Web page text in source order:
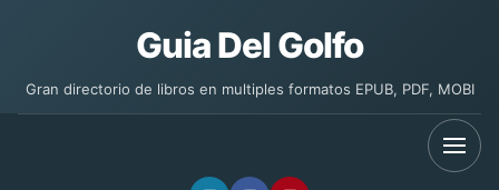
Guia Del Golfo
Gran directorio de libros en multiples formatos EPUB, PDF, MOBI